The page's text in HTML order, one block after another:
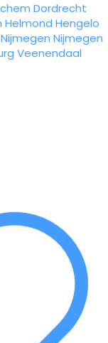
Dordrecht
Helmond Hengelo
Nijmegen Nijmegen
Veenendaal